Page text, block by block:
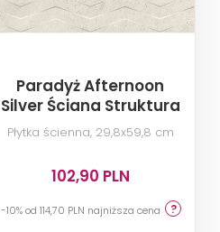
Paradyż Afternoon
Silver Ściana Struktura
Rekt.
Płytka ścienna, 29,8x59,8 cm
102,90 PLN
-10% od 114,70 PLN najniższa cena